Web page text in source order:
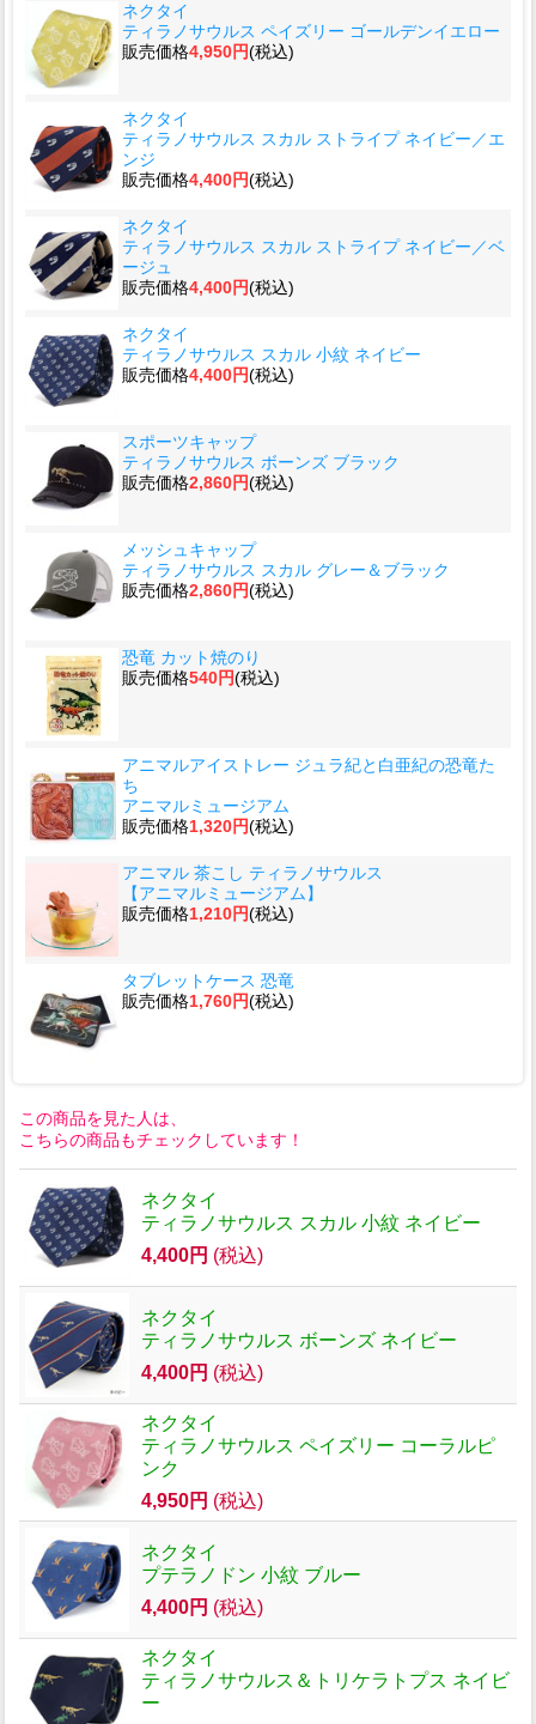
ネクタイ
ティラノサウルス ペイズリー ゴールデンイエロー
販売価格4,950円(税込)
ネクタイ
ティラノサウルス スカル ストライプ ネイビー／エ
ンジ
販売価格4,400円(税込)
ネクタイ
ティラノサウルス スカル ストライプ ネイビー／ベ
ージュ
販売価格4,400円(税込)
ネクタイ
ティラノサウルス スカル 小紋 ネイビー
販売価格4,400円(税込)
スポーツキャップ
ティラノサウルス ボーンズ ブラック
販売価格2,860円(税込)
メッシュキャップ
ティラノサウルス スカル グレー＆ブラック
販売価格2,860円(税込)
恐竜 カット焼のり
販売価格540円(税込)
アニマルアイストレー ジュラ紀と白亜紀の恐竜た
ち
アニマルミュージアム
販売価格1,320円(税込)
アニマル 茶こし ティラノサウルス
【アニマルミュージアム】
販売価格1,210円(税込)
タブレットケース 恐竜
販売価格1,760円(税込)
この商品を見た人は、
こちらの商品もチェックしています！
ネクタイ
ティラノサウルス スカル 小紋 ネイビー
4,400円 (税込)
ネクタイ
ティラノサウルス ボーンズ ネイビー
4,400円 (税込)
ネクタイ
ティラノサウルス ペイズリー コーラルピ
ンク
4,950円 (税込)
ネクタイ
プテラノドン 小紋 ブルー
4,400円 (税込)
ネクタイ
ティラノサウルス＆トリケラトプス ネイビ
ー